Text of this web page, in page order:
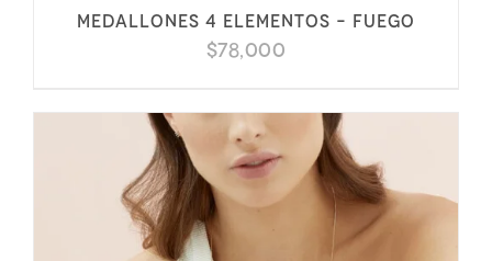
Medallones 4 elementos – Fuego
$78,000